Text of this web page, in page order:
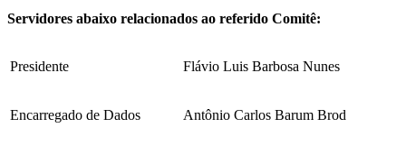
Servidores abaixo relacionados ao referido Comitê:
Presidente Flávio Luis Barbosa Nunes
Encarregado de Dados Antônio Carlos Barum Brod